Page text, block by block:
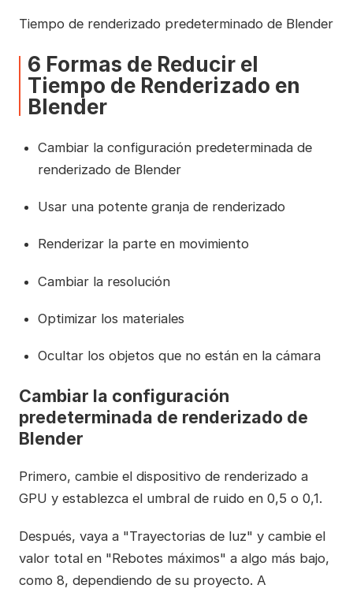
Tiempo de renderizado predeterminado de Blender
6 Formas de Reducir el
Tiempo de Renderizado en
Blender
Cambiar la configuración predeterminada de
renderizado de Blender
Usar una potente granja de renderizado
Renderizar la parte en movimiento
Cambiar la resolución
Optimizar los materiales
Ocultar los objetos que no están en la cámara
Cambiar la configuración
predeterminada de renderizado de
Blender
Primero, cambie el dispositivo de renderizado a
GPU y establezca el umbral de ruido en 0,5 o 0,1.
Después, vaya a "Trayectorias de luz" y cambie el
valor total en "Rebotes máximos" a algo más bajo,
como 8, dependiendo de su proyecto. A